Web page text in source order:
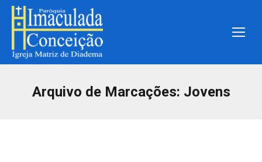
Arquivo de Marcações: Jovens